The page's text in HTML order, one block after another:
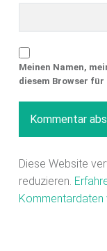
Meinen Namen,
diesem Browser
Diese Website
reduzieren.